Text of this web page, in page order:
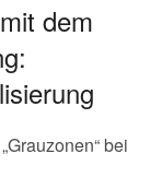
dem
bei